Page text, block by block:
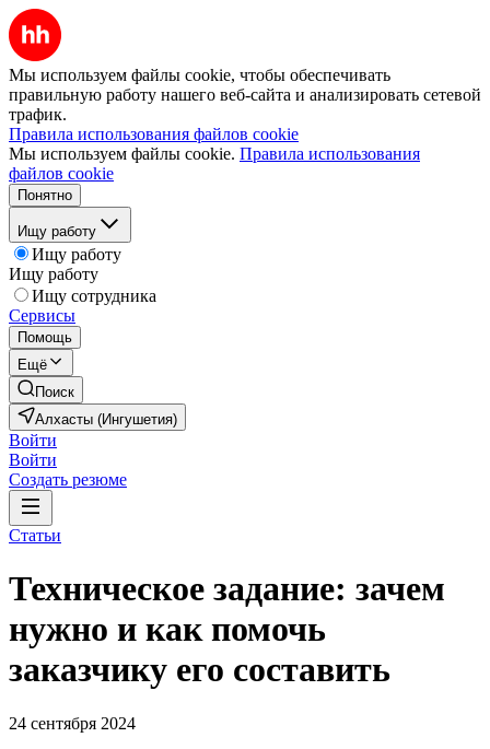
Мы используем файлы cookie, чтобы обеспечивать
правильную работу нашего веб-сайта и анализировать сетевой
трафик.
Правила использования файлов cookie
Мы используем файлы cookie. Правила использования
файлов cookie
Понятно
Ищу работу
Ищу работу
Ищу работу
Ищу сотрудника
Сервисы
Помощь
Ещё
Поиск
Алхасты (Ингушетия)
Войти
Войти
Создать резюме
Статьи
Техническое задание: зачем
нужно и как помочь
заказчику его составить
24 сентября 2024